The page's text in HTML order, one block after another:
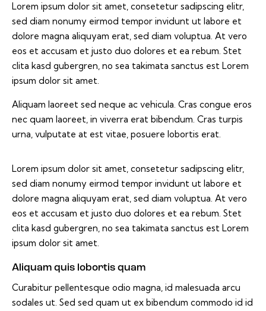
Lorem ipsum dolor sit amet, consetetur sadipscing elitr,
sed diam nonumy eirmod tempor invidunt ut labore et
dolore magna aliquyam erat, sed diam voluptua. At vero
eos et accusam et justo duo dolores et ea rebum. Stet
clita kasd gubergren, no sea takimata sanctus est Lorem
ipsum dolor sit amet.
Aliquam laoreet sed neque ac vehicula. Cras congue eros
nec quam laoreet, in viverra erat bibendum. Cras turpis
urna, vulputate at est vitae, posuere lobortis erat.
Lorem ipsum dolor sit amet, consetetur sadipscing elitr,
sed diam nonumy eirmod tempor invidunt ut labore et
dolore magna aliquyam erat, sed diam voluptua. At vero
eos et accusam et justo duo dolores et ea rebum. Stet
clita kasd gubergren, no sea takimata sanctus est Lorem
ipsum dolor sit amet.
Aliquam quis lobortis quam
Curabitur pellentesque odio magna, id malesuada arcu
sodales ut. Sed sed quam ut ex bibendum commodo id id